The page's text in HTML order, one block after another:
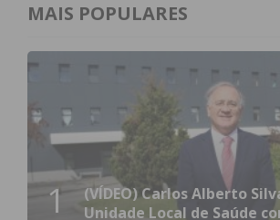
MAIS POPULARES
1
(VÍDEO) Carlos Alberto
Unidade Local de Saúde